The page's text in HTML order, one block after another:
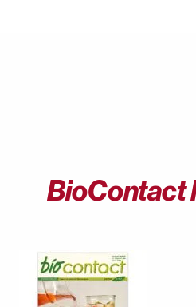
BioContact